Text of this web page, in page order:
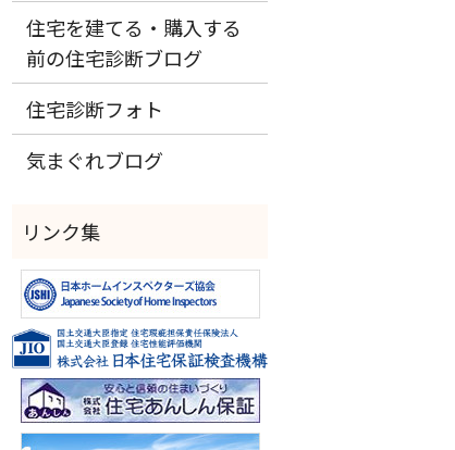
住宅を建てる・購入する
前の住宅診断ブログ
住宅診断フォト
気まぐれブログ